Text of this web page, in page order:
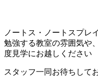
ノートス・ノートスプレ
勉強する教室の雰囲気や
度見学にお越しください
スタッフ一同お待ちして